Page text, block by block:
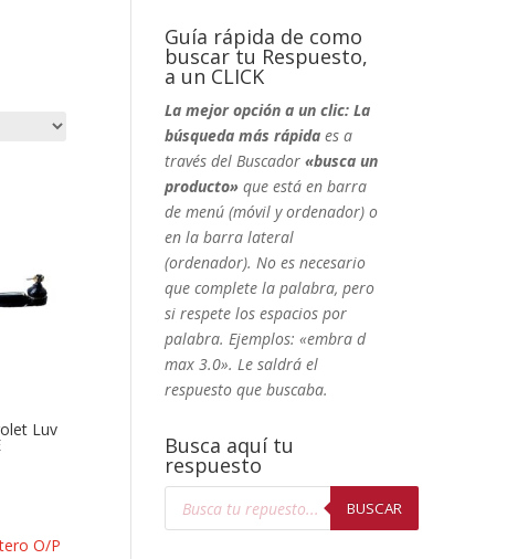
Luv
Guía rápida de como
buscar tu Respuesto,
a un CLICK
La mejor opción a un clic: La
búsqueda más rápida es a
través del Buscador «busca un
producto» que está en barra
de menú (móvil y ordenador) o
en la barra lateral
(ordenador). No es necesario
que complete la palabra, pero
si respete los espacios por
palabra. Ejemplos: «embra d
max 3.0». Le saldrá el
respuesto que buscaba.
Busca aquí tu
respuesto
Búsqueda
BUSCAR